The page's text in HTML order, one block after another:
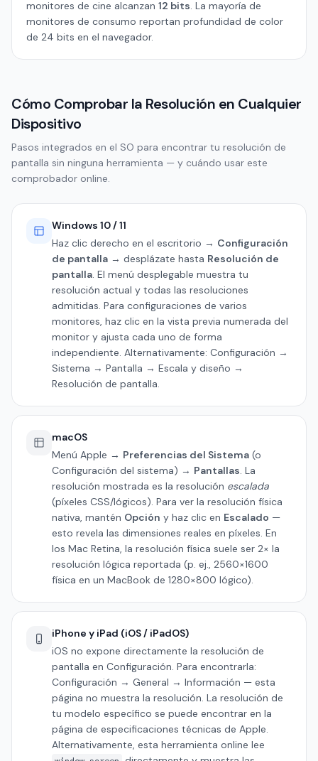
monitores de cine alcanzan 12 bits. La mayoría de
monitores de consumo reportan profundidad de color
de 24 bits en el navegador.
Cómo Comprobar la Resolución en Cualquier
Dispositivo
Pasos integrados en el SO para encontrar tu resolución de
pantalla sin ninguna herramienta — y cuándo usar este
comprobador online.
Windows 10 / 11
Haz clic derecho en el escritorio → Configuración
de pantalla → desplázate hasta Resolución de
pantalla. El menú desplegable muestra tu
resolución actual y todas las resoluciones
admitidas. Para configuraciones de varios
monitores, haz clic en la vista previa numerada del
monitor y ajusta cada uno de forma
independiente. Alternativamente: Configuración →
Sistema → Pantalla → Escala y diseño →
Resolución de pantalla.
macOS
Menú Apple → Preferencias del Sistema (o
Configuración del sistema) → Pantallas. La
resolución mostrada es la resolución escalada
(píxeles CSS/lógicos). Para ver la resolución física
nativa, mantén Opción y haz clic en Escalado —
esto revela las dimensiones reales en píxeles. En
los Mac Retina, la resolución física suele ser 2× la
resolución lógica reportada (p. ej., 2560×1600
física en un MacBook de 1280×800 lógico).
iPhone y iPad (iOS / iPadOS)
iOS no expone directamente la resolución de
pantalla en Configuración. Para encontrarla:
Configuración → General → Información — esta
página no muestra la resolución. La resolución de
tu modelo específico se puede encontrar en la
página de especificaciones técnicas de Apple.
Alternativamente, esta herramienta online lee